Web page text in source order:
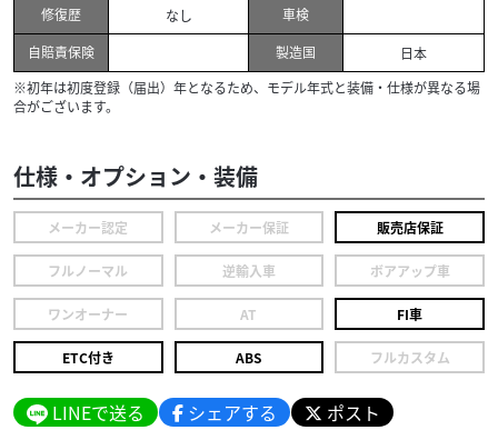
修復歴
なし
車検
自賠責保険
製造国
日本
※初年は初度登録（届出）年となるため、モデル年式と装備・仕様が異なる場
合がございます。
仕様・オプション・装備
メーカー認定 メーカー保証 販売店保証
フルノーマル 逆輸入車 ボアアップ車
ワンオーナー AT FI車
ETC付き ABS フルカスタム
LINEで送る シェアする ポスト